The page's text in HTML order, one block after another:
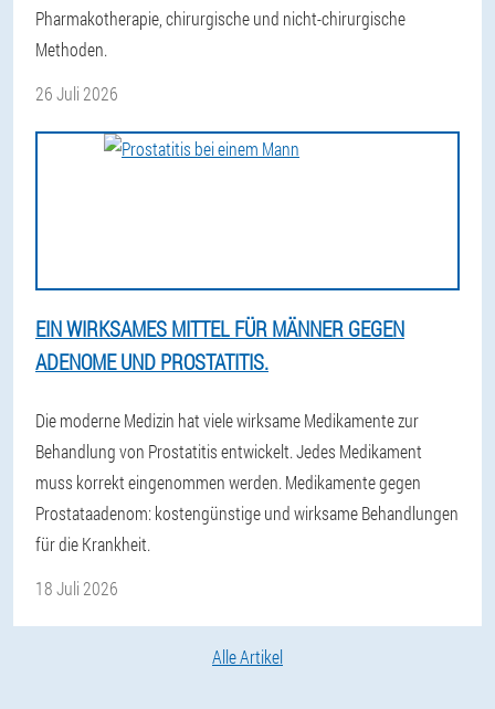
Pharmakotherapie, chirurgische und nicht-chirurgische
Methoden.
26 Juli 2026
EIN WIRKSAMES MITTEL FÜR MÄNNER GEGEN
ADENOME UND PROSTATITIS.
Die moderne Medizin hat viele wirksame Medikamente zur
Behandlung von Prostatitis entwickelt. Jedes Medikament
muss korrekt eingenommen werden. Medikamente gegen
Prostataadenom: kostengünstige und wirksame Behandlungen
für die Krankheit.
18 Juli 2026
Alle Artikel